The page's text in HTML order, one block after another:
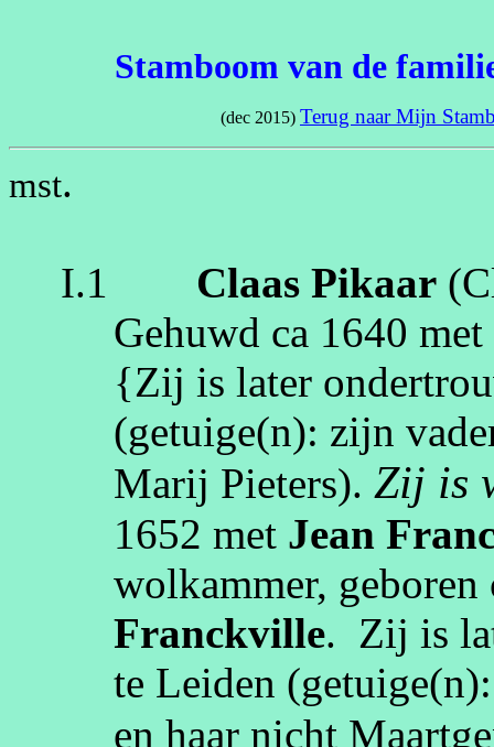
Stamboom van de
(dec 2015) Terug naar Mijn
mst.
I.1 Claas Pikaar
Gehuwd ca 1640 met
{Zij is later
(getuige(n): zijn
Marij Pieters).Zij is
1652 met Jean
wolkammer, geboren
Franckville. Zij is
te Leiden
en haar nicht